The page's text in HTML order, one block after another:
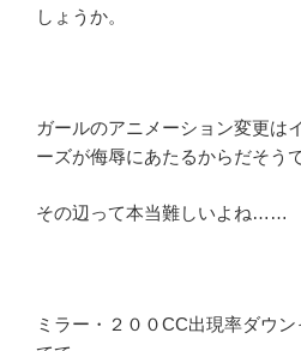
しょうか。
ガールのアニメーション変更は
ーズが侮辱にあたるからだそうで
その辺って本当難しいよね……
ミラー・２００CC出現率ダウ